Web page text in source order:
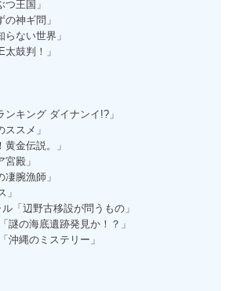
王国」
神ギ問」
ない世界」
鼓判！」
キング ダイナンイ!?」
スメ」
金伝説。」
殿」
腕漁師」
」
「辺野古移設が問うもの」
謎の海底遺跡発見か！？」
沖縄のミステリー」